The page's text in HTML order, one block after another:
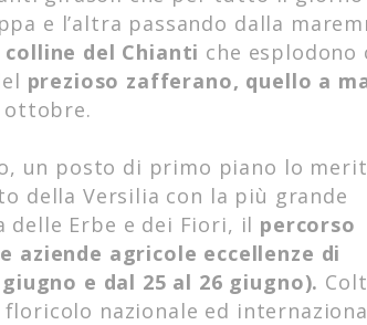
e l’altra passando dalla
del Chianti che esplodono
prezioso zafferano, quello a
ottobre.
un posto di primo piano lo
della Versilia con la più grande
delle Erbe e dei Fiori, il percorso
aziende agricole eccellenze di
e dal 25 al 26 giugno).
nazionale ed